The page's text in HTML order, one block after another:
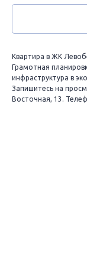
Квартира в ЖК
Грамотная
инфраструктура в
Запишитесь на
Восточная, 13.